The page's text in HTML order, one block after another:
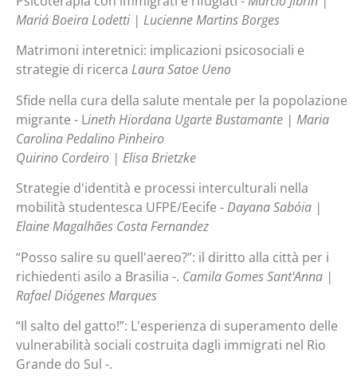
Mariá Boeira Lodetti | Lucienne Martins Borges
Matrimoni interetnici: implicazioni psicosociali e
strategie di ricerca Laura Satoe Ueno
Sfide nella cura della salute mentale per la popolazione
migrante - Lineth Hiordana Ugarte Bustamante | Maria
Carolina Pedalino Pinheiro
Quirino Cordeiro | Elisa Brietzke
Strategie d'identità e processi interculturali nella
mobilità studentesca UFPE/Eecife -Dayana Sabóia |
Elaine Magalhães Costa Fernandez
“Posso salire su quell'aereo?”: il diritto alla città per i
richiedenti asilo a Brasilia -. Camila Gomes Sant'Anna |
Rafael Diógenes Marques
“Il salto del gatto!”: L'esperienza di superamento delle
vulnerabilità sociali costruita dagli immigrati nel Rio
Grande do Sul -.